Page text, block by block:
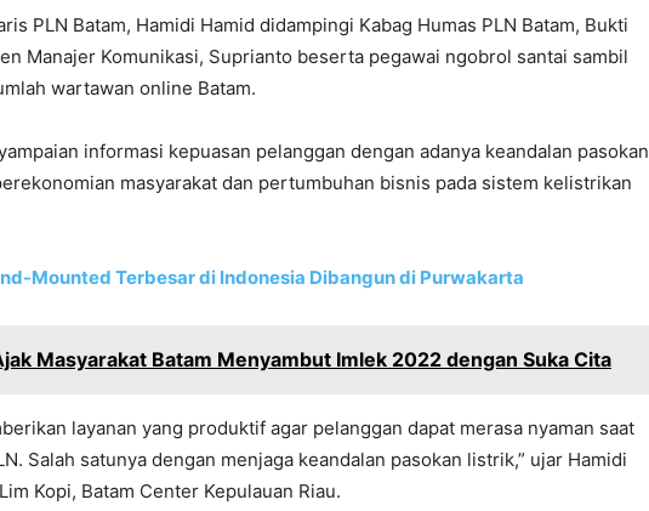
PLN Batam, Hamidi Hamid didampingi Kabag Humas PLN Batam, Bukti
Manajer Komunikasi, Suprianto beserta pegawai ngobrol santai sambil
wartawan online Batam.
informasi kepuasan pelanggan dengan adanya keandalan pasokan
masyarakat dan pertumbuhan bisnis pada sistem kelistrikan
Mounted Terbesar di Indonesia Dibangun di Purwakarta
Masyarakat Batam Menyambut Imlek 2022 dengan Suka Cita
layanan yang produktif agar pelanggan dapat merasa nyaman saat
Salah satunya dengan menjaga keandalan pasokan listrik,” ujar Hamidi
Kopi, Batam Center Kepulauan Riau.